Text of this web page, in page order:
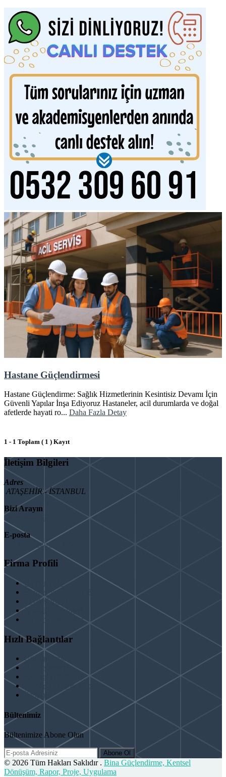
Hastane Güçlendirmesi
Hastane Güçlendirme: Sağlık Hizmetlerinin Kesintisiz Devamı İçin
Güvenli Yapılar İnşa Ediyoruz Hastaneler, acil durumlarda ve doğal
afetlerde hayati ro... Daha Fazla Detay
1 - 1 Toplam ( 1 ) Kayıt
İletişim Bilgileri
Adres
ATAŞEHİR - İSTANBUL
Bizi Arayın
E-posta
info@binaguclendir.com
Firma Profili
Hakkımızda
Hizmet Verdiğimiz Bölgeler
Paydaşlarımız
İş Birliği Teklifleri
Şartlar ve Koşullar
Hızlı Bağlantılar
Güçlendirme
Hizmetlerimiz
Kentsel Dönüşüm
Test & Analiz & Rapor
İletişim
Bültenimiz
Bültenimize Abone Olun
Abone Ol
© 2026 Tüm Hakları Saklıdır . Bina Güçlendirme, Kentsel
Dönüşüm, Rapor, Proje, Uygulama